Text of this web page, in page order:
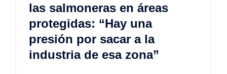
las salmoneras en áreas
protegidas: “Hay una
presión por sacar a la
industria de esa zona”